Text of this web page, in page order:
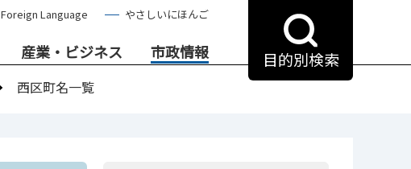
Foreign Language やさしいにほんご
産業・ビジネス 市政情報 目的別検索
西区町名一覧